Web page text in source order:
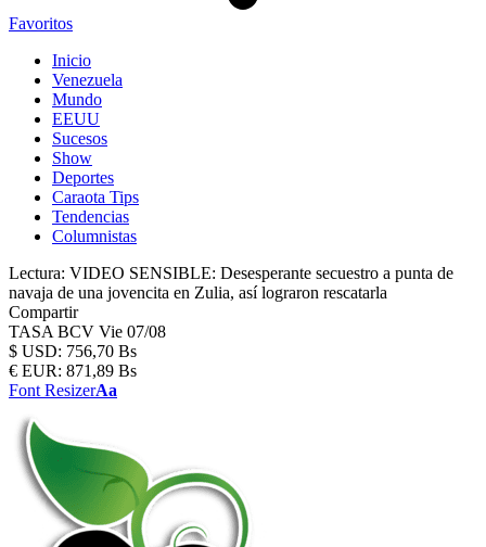
Favoritos
Inicio
Venezuela
Mundo
EEUU
Sucesos
Show
Deportes
Caraota Tips
Tendencias
Columnistas
Lectura: VIDEO SENSIBLE: Desesperante secuestro a punta de
navaja de una jovencita en Zulia, así lograron rescatarla
Compartir
TASA BCV Vie 07/08
$ USD: 756,70 Bs
€ EUR: 871,89 Bs
Font ResizerAa